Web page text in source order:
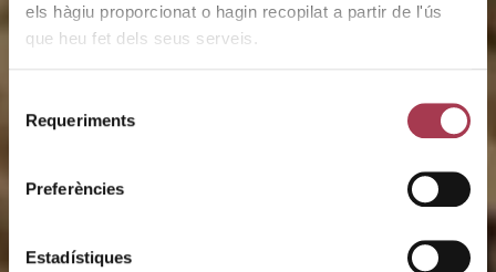
els hàgiu proporcionat o hagin recopilat a partir de l'ús
que heu fet dels seus serveis.
Requeriments
Preferències
Estadístiques
Ruta del vi
D.O